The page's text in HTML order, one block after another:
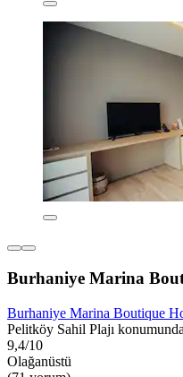
Burhaniye Marina
Burhaniye Marina Boutique
Pelitköy Sahil Plajı
9,4/10
Olağanüstü